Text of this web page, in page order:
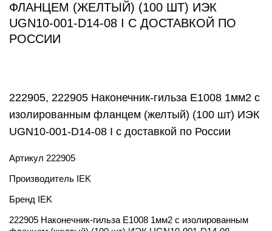
ФЛАНЦЕМ (ЖЕЛТЫЙ) (100 ШТ) ИЭК
UGN10-001-D14-08 I С ДОСТАВКОЙ ПО
РОССИИ
222905, 222905 Наконечник-гильза Е1008 1мм2 с
изолированным фланцем (желтый) (100 шт) ИЭК
UGN10-001-D14-08 I с доставкой по России
Артикул 222905
Производитель IEK
Бренд IEK
222905 Наконечник-гильза Е1008 1мм2 с изолированным